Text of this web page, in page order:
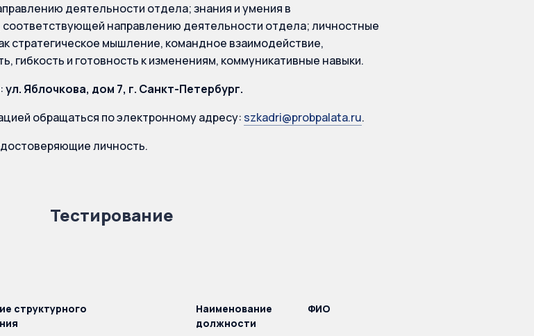
деятельности отдела; знания и умения в
направлению деятельности отдела; личностные
стратегическое мышление, командное взаимодействие,
гибкость и готовность к изменениям, коммуникативные навыки.
ул. Яблочкова, дом 7, г. Санкт-Петербург.
обращаться по электронному адресу: szkadri@probpalata.ru.
личность.
Тестирование
структурного
Наименование
должности
ФИО